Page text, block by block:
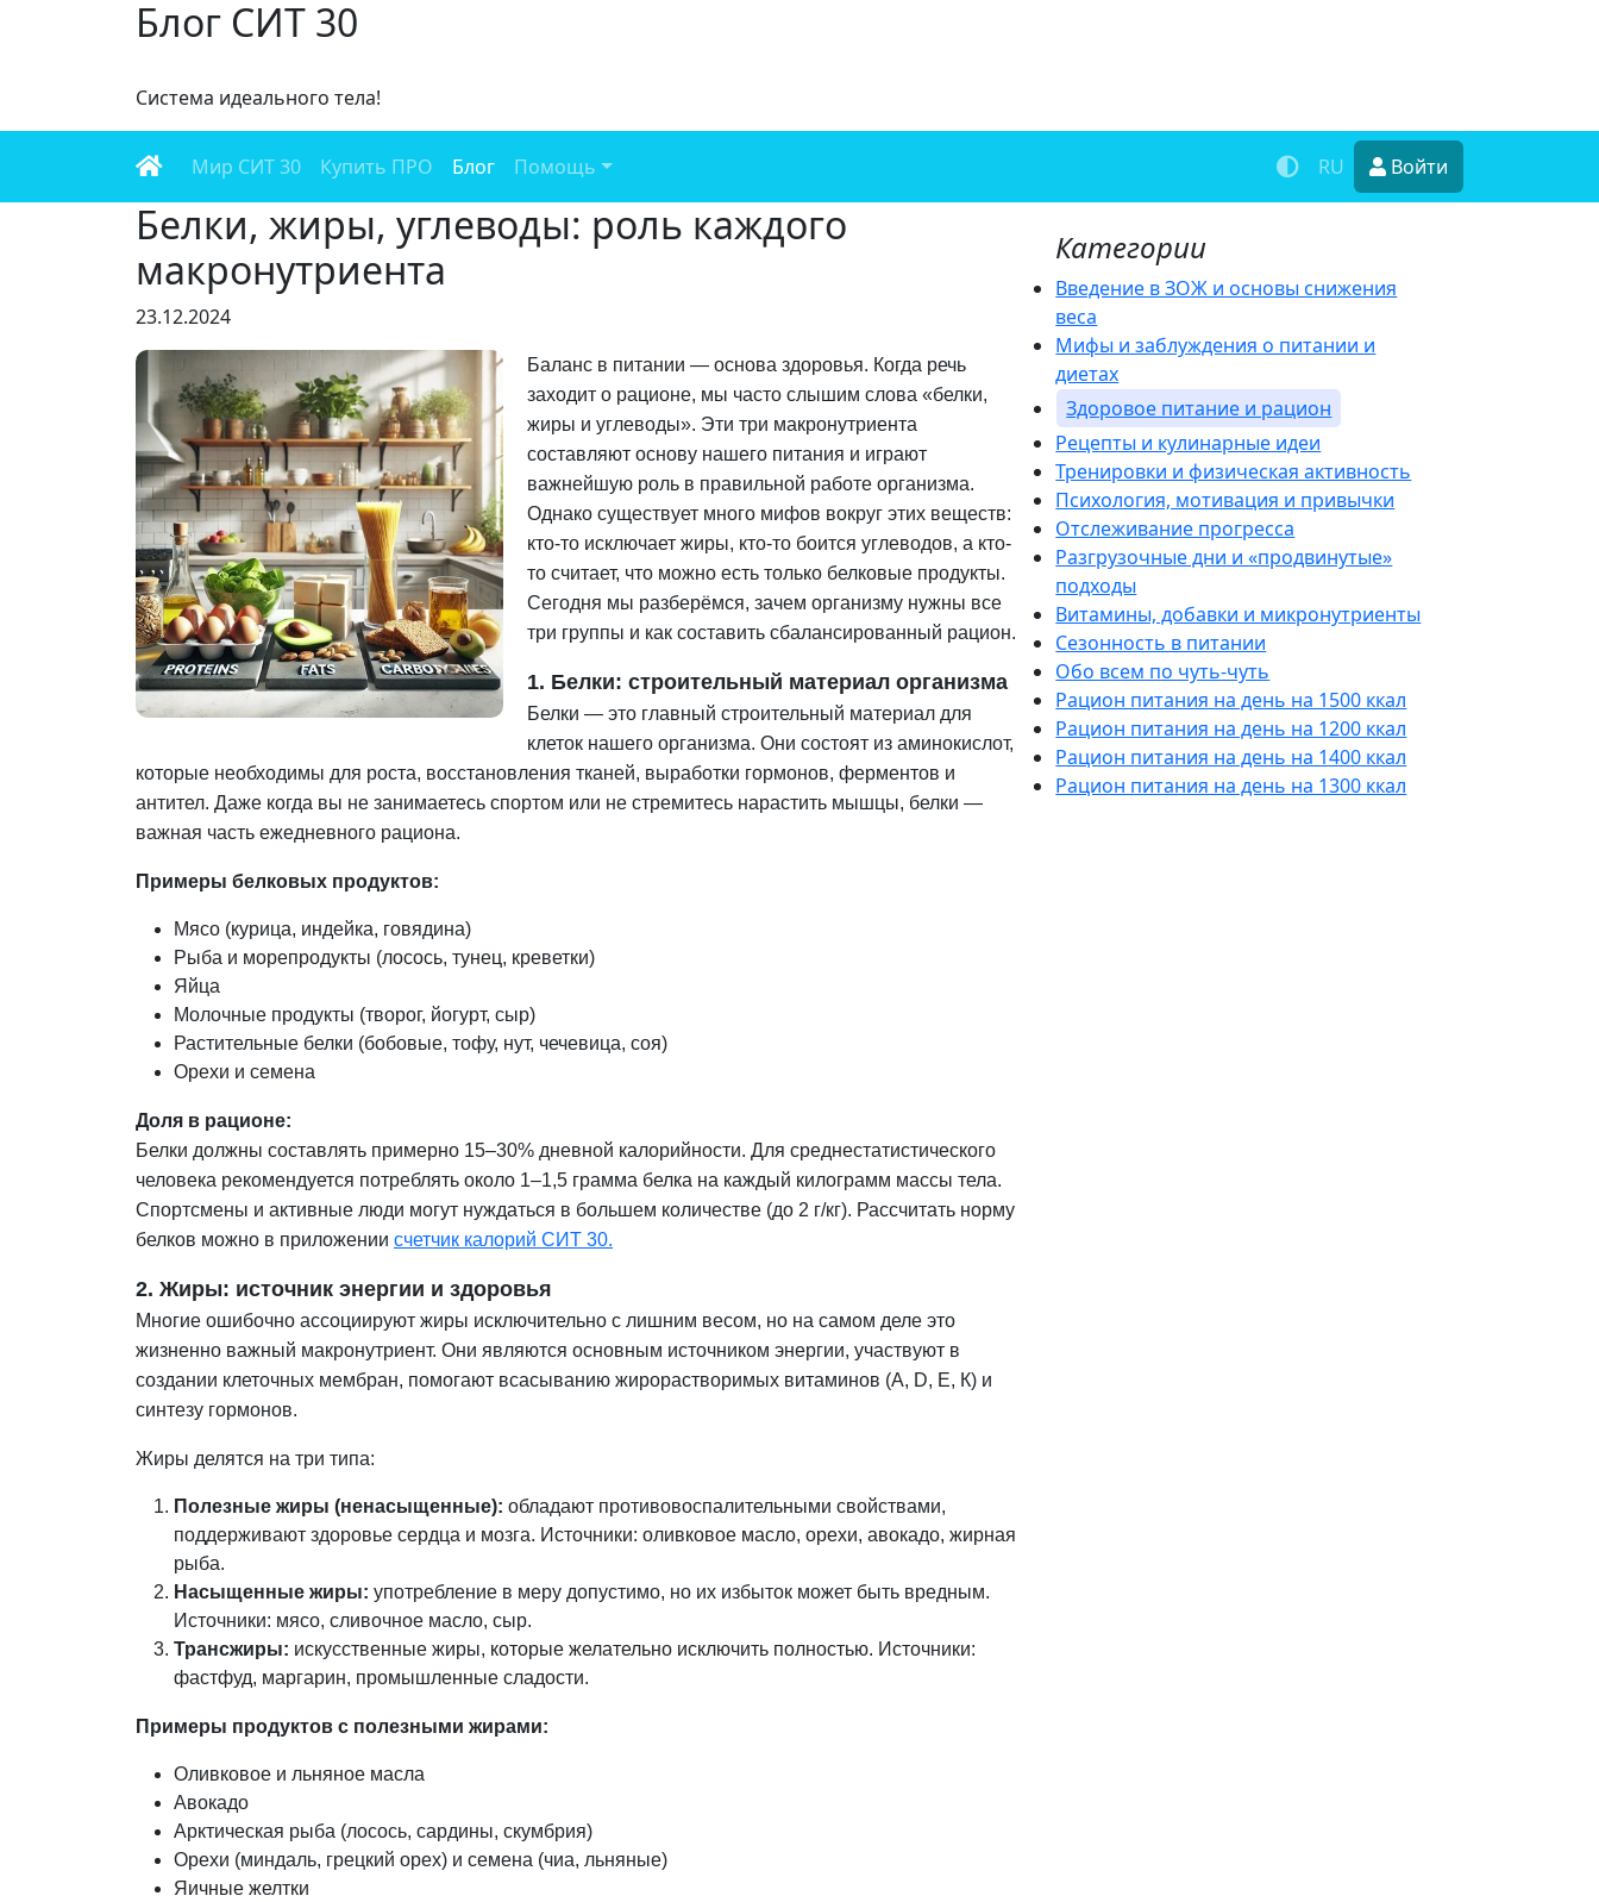
Блог СИТ 30
Cистема идеального тела!
Мир СИТ 30 Купить ПРО Блог Помощь RU Войти
Белки, жиры, углеводы: роль каждого
макронутриента
23.12.2024
Баланс в питании — основа здоровья. Когда речь
заходит о рационе, мы часто слышим слова «белки,
жиры и углеводы». Эти три макронутриента
составляют основу нашего питания и играют
важнейшую роль в правильной работе организма.
Однако существует много мифов вокруг этих веществ:
кто-то исключает жиры, кто-то боится углеводов, а кто-
то считает, что можно есть только белковые продукты.
Сегодня мы разберёмся, зачем организму нужны все
три группы и как составить сбалансированный рацион.
1. Белки: строительный материал организма
Белки — это главный строительный материал для
клеток нашего организма. Они состоят из аминокислот,
которые необходимы для роста, восстановления тканей, выработки гормонов, ферментов и
антител. Даже когда вы не занимаетесь спортом или не стремитесь нарастить мышцы, белки —
важная часть ежедневного рациона.
Примеры белковых продуктов:
Мясо (курица, индейка, говядина)
Рыба и морепродукты (лосось, тунец, креветки)
Яйца
Молочные продукты (творог, йогурт, сыр)
Растительные белки (бобовые, тофу, нут, чечевица, соя)
Орехи и семена
Доля в рационе:
Белки должны составлять примерно 15–30% дневной калорийности. Для среднестатистического
человека рекомендуется потреблять около 1–1,5 грамма белка на каждый килограмм массы тела.
Спортсмены и активные люди могут нуждаться в большем количестве (до 2 г/кг). Рассчитать норму
белков можно в приложении счетчик калорий СИТ 30.
2. Жиры: источник энергии и здоровья
Многие ошибочно ассоциируют жиры исключительно с лишним весом, но на самом деле это
жизненно важный макронутриент. Они являются основным источником энергии, участвуют в
создании клеточных мембран, помогают всасыванию жирорастворимых витаминов (А, D, Е, К) и
синтезу гормонов.
Жиры делятся на три типа:
Полезные жиры (ненасыщенные): обладают противовоспалительными свойствами,
поддерживают здоровье сердца и мозга. Источники: оливковое масло, орехи, авокадо, жирная
рыба.
Насыщенные жиры: употребление в меру допустимо, но их избыток может быть вредным.
Источники: мясо, сливочное масло, сыр.
Трансжиры: искусственные жиры, которые желательно исключить полностью. Источники:
фастфуд, маргарин, промышленные сладости.
Примеры продуктов с полезными жирами:
Оливковое и льняное масла
Авокадо
Арктическая рыба (лосось, сардины, скумбрия)
Орехи (миндаль, грецкий орех) и семена (чиа, льняные)
Яичные желтки
Категории
Введение в ЗОЖ и основы снижения
веса
Мифы и заблуждения о питании и
диетах
Здоровое питание и рацион
Рецепты и кулинарные идеи
Тренировки и физическая активность
Психология, мотивация и привычки
Отслеживание прогресса
Разгрузочные дни и «продвинутые»
подходы
Витамины, добавки и микронутриенты
Сезонность в питании
Обо всем по чуть-чуть
Рацион питания на день на 1500 ккал
Рацион питания на день на 1200 ккал
Рацион питания на день на 1400 ккал
Рацион питания на день на 1300 ккал